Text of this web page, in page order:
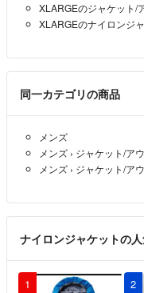
XLARGEのジャケット/
XLARGEのナイロンジ
同一カテゴリの商品
メンズ
メンズ › ジャケット/ア
メンズ › ジャケット/ア
ナイロンジャケットの
1 2